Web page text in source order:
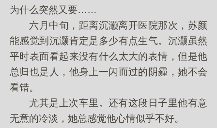
为什么突然又要……
六月中旬，距离沉灏离开医院那次，苏颜
能感觉到沉灏肯定是多少有点生气。沉灏虽然
平时表面看起来没有什么太大的表情，但是他
总归也是人，他身上一闪而过的阴霾，她不会
看错。
尤其是上次车里。还有这段日子里他有意
无意的冷淡，她总感觉他心情似乎不好。